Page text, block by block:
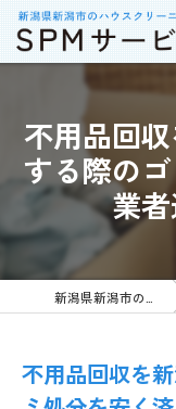
不用品回
する際の
業
不用品回収を